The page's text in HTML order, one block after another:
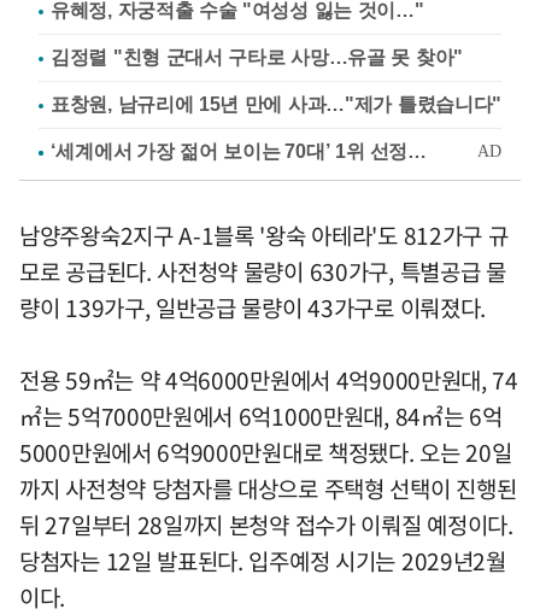
유혜정, 자궁적출 수술 "여성성 잃는 것이…"
김정렬 "친형 군대서 구타로 사망…유골 못 찾아"
표창원, 남규리에 15년 만에 사과…"제가 틀렸습니다"
남양주왕숙2지구 A-1블록 '왕숙 아테라'도 812가구 규
모로 공급된다. 사전청약 물량이 630가구, 특별공급 물
량이 139가구, 일반공급 물량이 43가구로 이뤄졌다.
전용 59㎡는 약 4억6000만원에서 4억9000만원대, 74
㎡는 5억7000만원에서 6억1000만원대, 84㎡는 6억
5000만원에서 6억9000만원대로 책정됐다. 오는 20일
까지 사전청약 당첨자를 대상으로 주택형 선택이 진행된
뒤 27일부터 28일까지 본청약 접수가 이뤄질 예정이다.
당첨자는 12일 발표된다. 입주예정 시기는 2029년2월
이다.